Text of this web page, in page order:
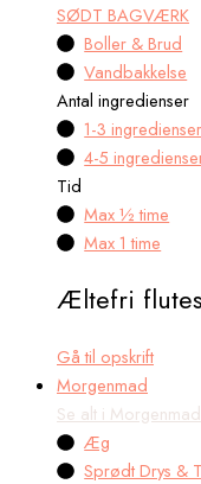
SØDT BAGVÆRK
Boller & Brud
Vandbakkelse
Antal ingredienser
1-3 ingredienser
4-5
Tid
Max ½ time
Max 1 time
Æltefri flutes
Gå til opskrift
Morgenmad
Se alt i Morgenmad
Æg
Sprødt Drys &